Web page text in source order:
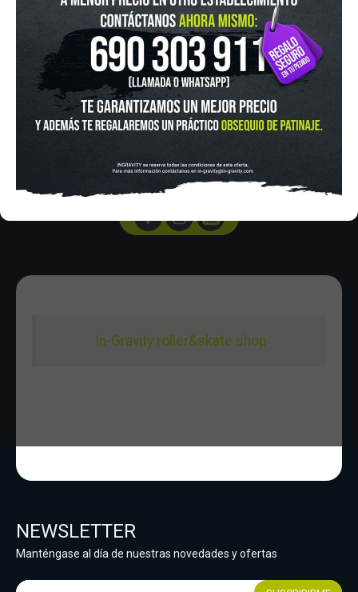
In-Gravity roller&skate shop
IN-GRAVITY MADRID RETIRO
Pza. Mariano de Cavia, 2
Tel.:
in-gravity@in-gravity.com
HORARIO
Domingo 10:00-15:00
NEWSLETTER
Manténgase al día de nuestras novedades y ofertas